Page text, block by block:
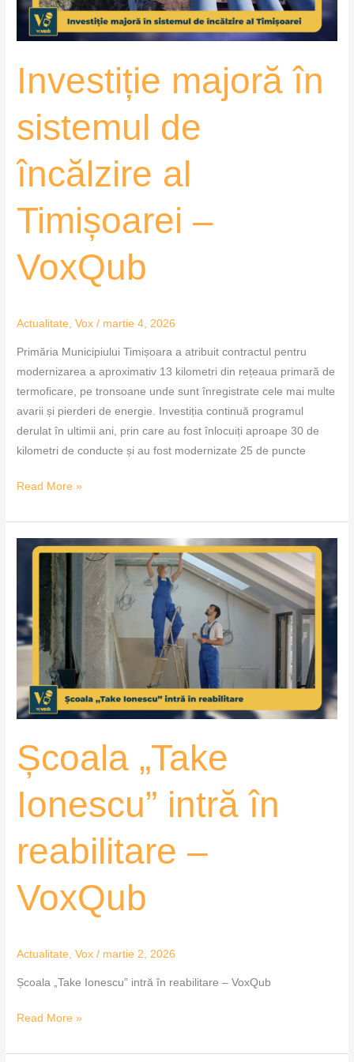
Investiție majoră în
sistemul de
încălzire al
Timișoarei –
VoxQub
Actualitate ,Vox / martie 4, 2026
Primăria Municipiului Timișoara a atribuit contractul pentru
modernizarea a aproximativ 13 kilometri din rețeaua primară de
termoficare, pe tronsoane unde sunt înregistrate cele mai multe
avarii și pierderi de energie. Investiția continuă programul
derulat în ultimii ani, prin care au fost înlocuiți aproape 30 de
kilometri de conducte și au fost modernizate 25 de puncte
Timișoarei
Read More »
Școala „Take
Ionescu” intră în
reabilitare –
VoxQub
Actualitate,Vox / martie 2, 2026
Școala „Take Ionescu” intră în reabilitare – VoxQub
Școala
Ionescu”
în
reabilitare
VoxQub
Read More »